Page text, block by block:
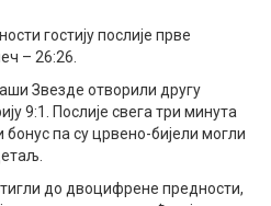
гостију послије прве
– 26:26.
Звезде отворили другу
9:1. Послије свега три минута
па су црвено-бијели могли
до двоцифрене предности,